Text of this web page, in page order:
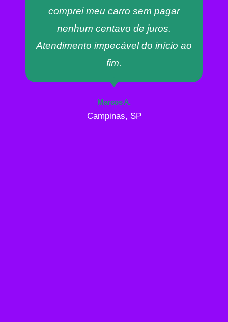
comprei meu carro sem pagar
nenhum centavo de juros.
Atendimento impecável do início ao
fim.
Marcos A.
Campinas, SP